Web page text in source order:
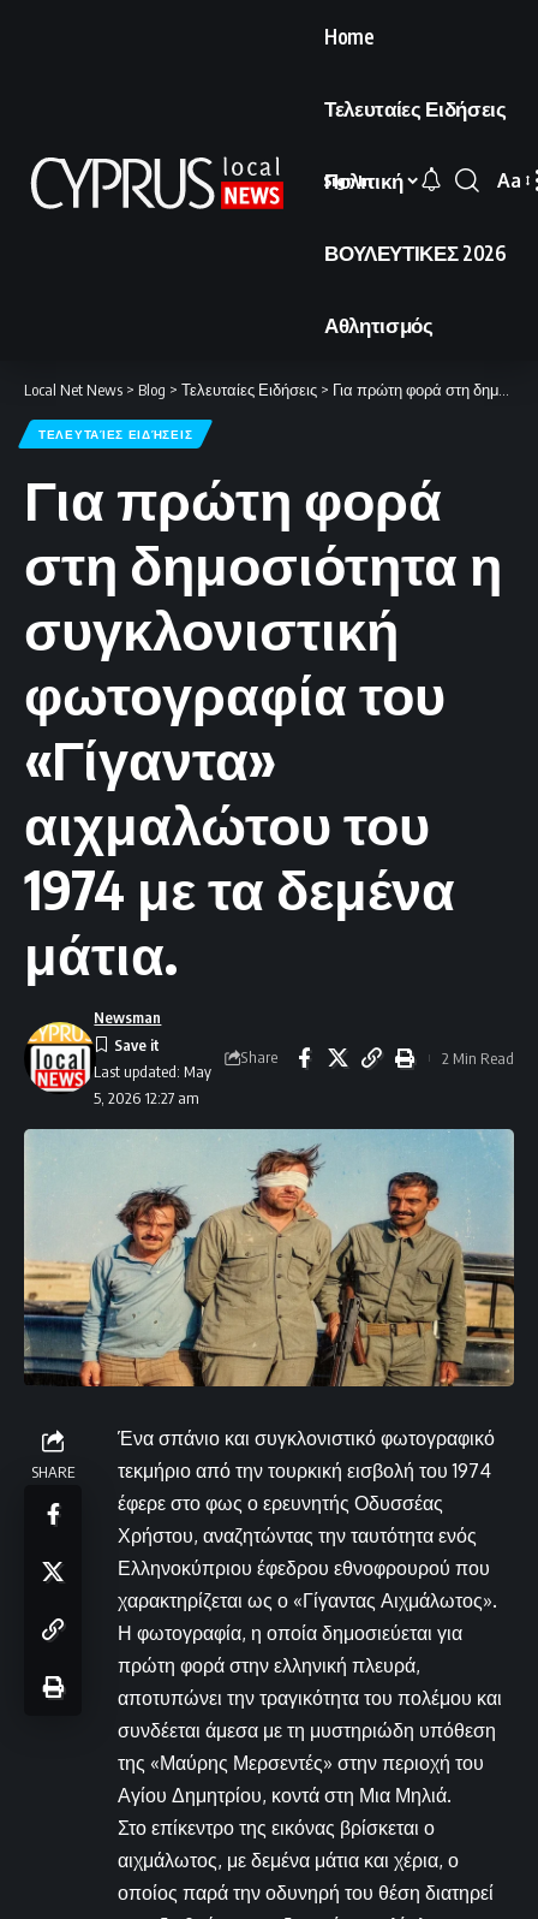
Home
Τελευταίες Ειδήσεις
Πολιτική
ΒΟΥΛΕΥΤΙΚΕΣ 2026
Αθλητισμός
Sign In
Font
Aa
Local Net News > Blog > Τελευταίες Ειδήσεις > Για πρώτη φορά στη δημοσιότητα η συγκλονιστική φωτογραφία του «Γίγαντα» αιχμαλώτου του 1974 με τα δεμένα μάτια.
ΤΕΛΕΥΤΑΊΕΣ ΕΙΔΉΣΕΙΣ
Για πρώτη φορά
στη δημοσιότητα η
συγκλονιστική
φωτογραφία του
«Γίγαντα»
αιχμαλώτου του
1974 με τα δεμένα
μάτια.
Last updated: May
5, 2026 12:27 am
Newsman
Share 2 Min Read
SHARE
Ένα σπάνιο και συγκλονιστικό φωτογραφικό
τεκμήριο από την τουρκική εισβολή του 1974
έφερε στο φως ο ερευνητής Οδυσσέας
Χρήστου, αναζητώντας την ταυτότητα ενός
Ελληνοκύπριου έφεδρου εθνοφρουρού που
χαρακτηρίζεται ως ο «Γίγαντας Αιχμάλωτος».
Η φωτογραφία, η οποία δημοσιεύεται για
πρώτη φορά στην ελληνική πλευρά,
αποτυπώνει την τραγικότητα του πολέμου και
συνδέεται άμεσα με τη μυστηριώδη υπόθεση
της «Μαύρης Μερσεντές» στην περιοχή του
Αγίου Δημητρίου, κοντά στη Μια Μηλιά.
Στο επίκεντρο της εικόνας βρίσκεται ο
αιχμάλωτος, με δεμένα μάτια και χέρια, ο
οποίος παρά την οδυνηρή του θέση διατηρεί